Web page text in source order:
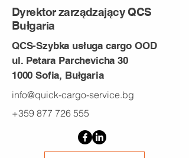
Dyrektor zarządzający QCS
Bułgaria
QCS-Szybka usługa cargo OOD
ul. Petara Parchevicha 30
1000 Sofia, Bułgaria
info@quick-cargo-service.bg
+359 877 726 555